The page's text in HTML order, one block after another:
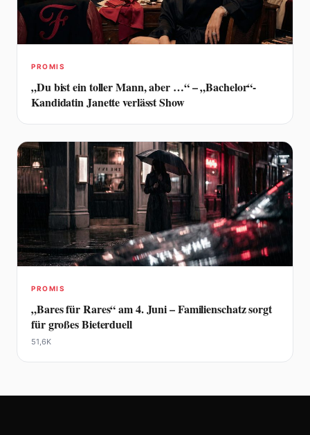
PROMIS
„Du bist ein toller Mann, aber …“ – „Bachelor“-
Kandidatin Janette verlässt Show
PROMIS
„Bares für Rares“ am 4. Juni – Familienschatz sorgt
für großes Bieterduell
51,6K